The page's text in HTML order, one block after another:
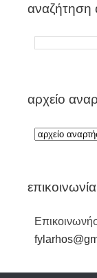
αναζήτηση
αρχείο
επικοινωνία